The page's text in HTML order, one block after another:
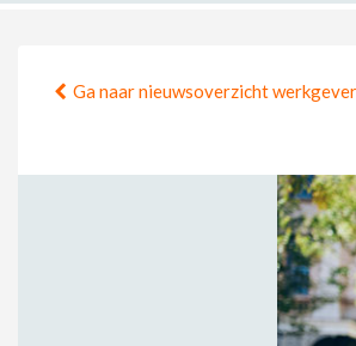
Ga naar nieuwsoverzicht